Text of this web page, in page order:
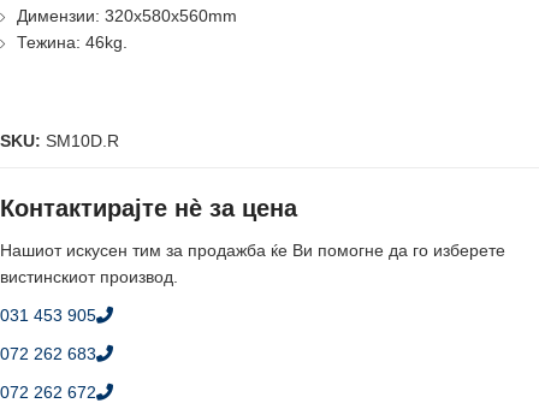
Димензии: 320x580x560mm
Тежина: 46kg.
SKU: SM10D.R
Контактирајте нè за цена
Нашиот искусен тим за продажба ќе Ви помогне да го изберете
вистинскиот производ.
031 453 905
072 262 683
072 262 672